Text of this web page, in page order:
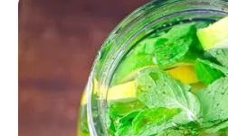
ia juga membintangi web series
Marten: Sahabat Sehidup Semati
Daftar isi